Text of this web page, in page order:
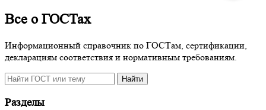
Все о ГОСТах
Информационный справочник по ГОСТам, сертификации,
декларациям соответствия и нормативным требованиям.
Поиск
сайту
Найти
Разделы